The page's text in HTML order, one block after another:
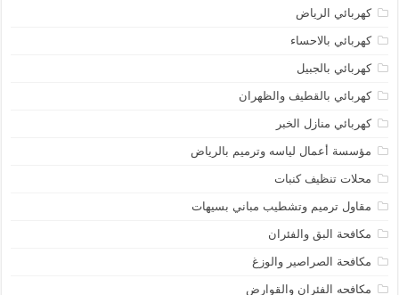
كهربائي الرياض
كهربائي بالاحساء
كهربائي بالجبيل
كهربائي بالقطيف والظهران
كهربائي منازل الخبر
مؤسسة أعمال لياسه وترميم بالرياض
محلات تنظيف كنبات
مقاول ترميم وتشطيب مباني بسيهات
مكافحة البق والفئران
مكافحة الصراصير والوزغ
مكافحه الفئران والقوارض